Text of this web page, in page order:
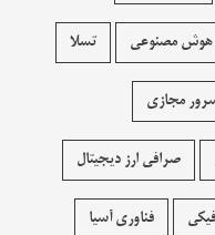
هوش مصنوعی تسلا
مجازی
صرافی ارز دیجیتال
فناوری آسیا